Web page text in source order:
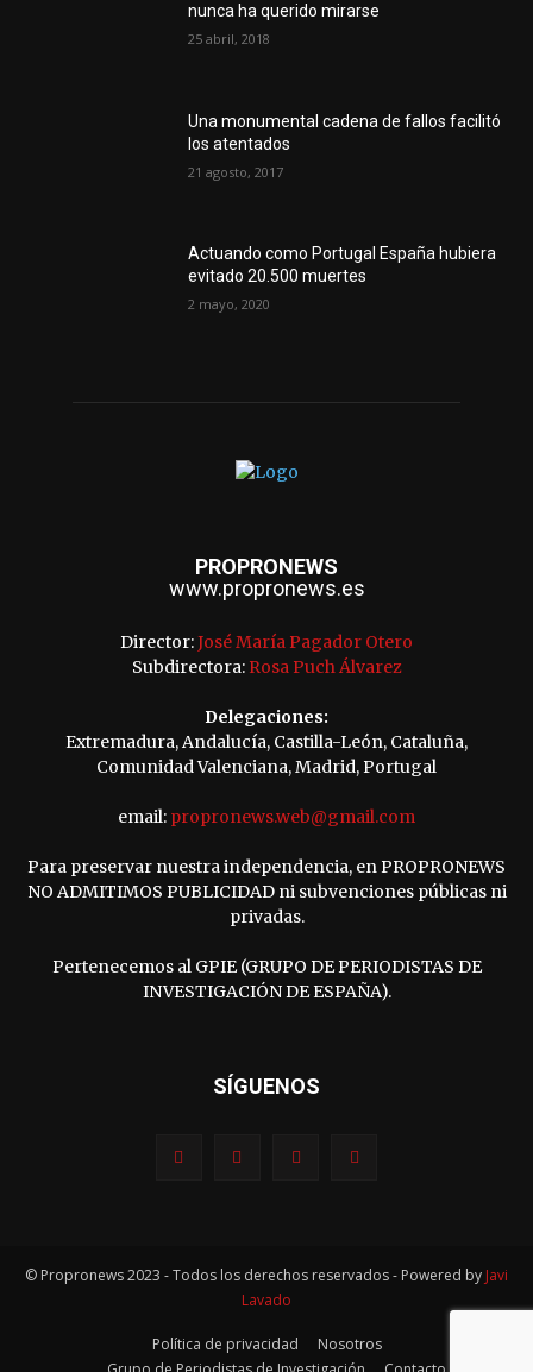
nunca ha querido mirarse
25 abril, 2018
Una monumental cadena de fallos facilitó
los atentados
21 agosto, 2017
Actuando como Portugal España hubiera
evitado 20.500 muertes
2 mayo, 2020
PROPRONEWS
www.propronews.es
Director:José María Pagador Otero
Subdirectora: Rosa Puch Álvarez
Delegaciones:
Extremadura, Andalucía, Castilla-León, Cataluña,
Comunidad Valenciana, Madrid, Portugal
email: propronews.web@gmail.com
Para preservar nuestra independencia, en PROPRONEWS
NO ADMITIMOS PUBLICIDAD ni subvenciones públicas ni
privadas.
Pertenecemos al GPIE (GRUPO DE PERIODISTAS DE
INVESTIGACIÓN DE ESPAÑA).
SÍGUENOS
© Propronews 2023 - Todos los derechos reservados - Powered by Javi
Lavado
Política de privacidad
Nosotros